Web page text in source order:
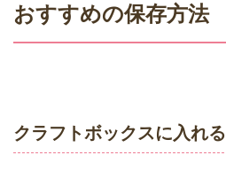
おすすめの保存方法
クラフトボックスに入れる